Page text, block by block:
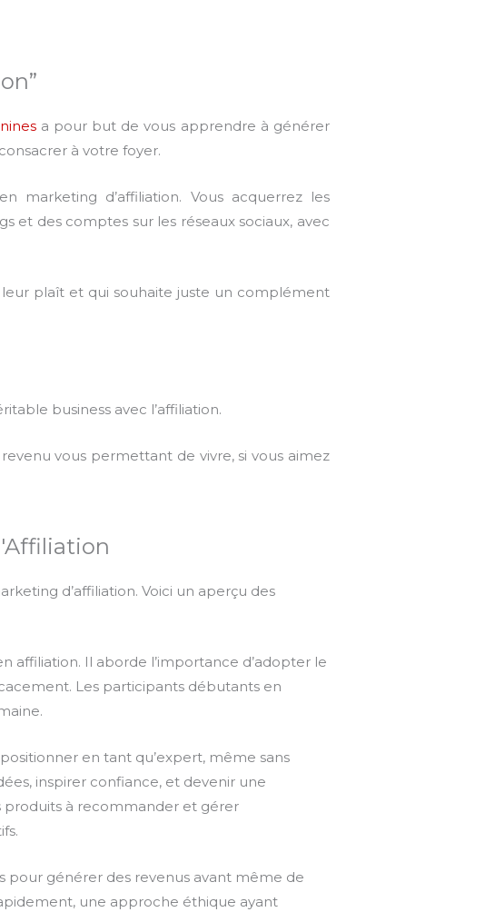
a pour but de vous apprendre à générer
à votre foyer.
marketing d’affiliation. Vous acquerrez les
et des comptes sur les réseaux sociaux, avec
plaît et qui souhaite juste un complément
business avec l’affiliation.
vous permettant de vivre, si vous aimez
d’affiliation. Voici un aperçu des
affiliation. Il aborde l’importance d’adopter le
Les participants débutants en
en tant qu’expert, même sans
inspirer confiance, et devenir une
produits à recommander et gérer
pour générer des revenus avant même de
une approche éthique ayant